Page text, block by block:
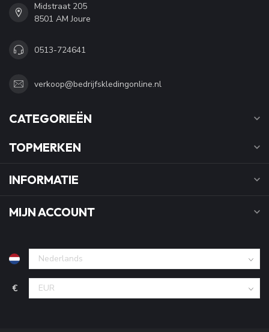
Midstraat 205
8501 AM Joure
0513-724641
verkoop@bedrijfskledingonline.nl
CATEGORIEËN
TOPMERKEN
INFORMATIE
MIJN ACCOUNT
€